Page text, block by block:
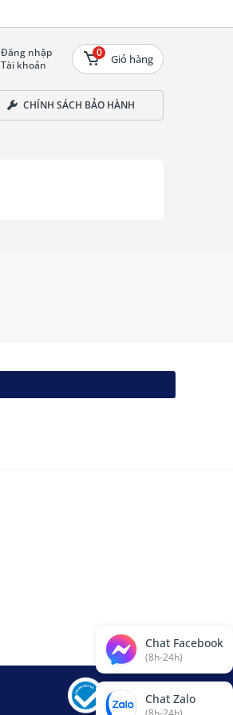
Đăng nhập
Tài khoản
0 Giỏ hàng
CHÍNH SÁCH BẢO HÀNH
Chat Facebook
(8h-24h)
Chat Zalo